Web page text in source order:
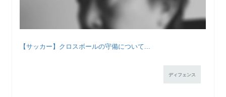
【サッカー】クロスボールの守備について...
ディフェンス